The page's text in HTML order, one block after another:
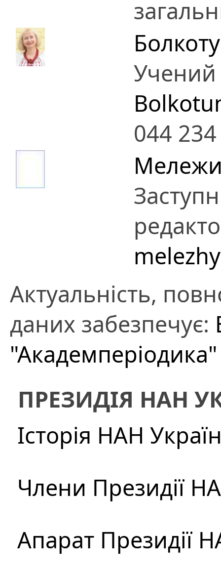
Учений
044
Актуальність,
даних забезпечує:
"Академперіодика"
ПРЕЗИДІЯ НАН
Історія НАН
Члени Президії
Апарат Президії